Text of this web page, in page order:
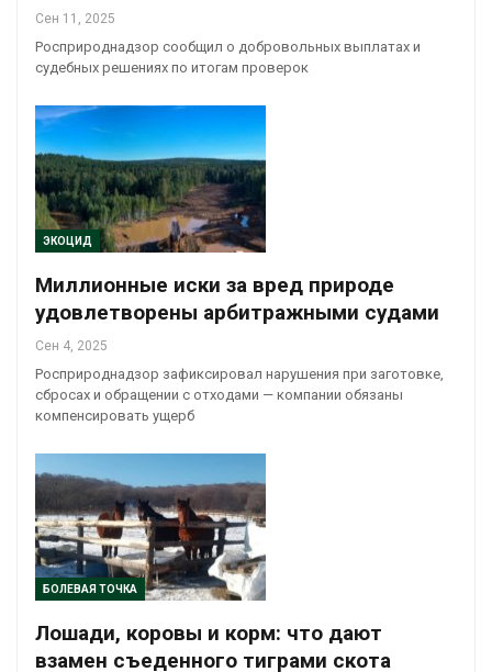
Сен 11, 2025
Росприроднадзор сообщил о добровольных выплатах и
судебных решениях по итогам проверок
ЭКОЦИД
Миллионные иски за вред природе
удовлетворены арбитражными судами
Сен 4, 2025
Росприроднадзор зафиксировал нарушения при заготовке,
сбросах и обращении с отходами — компании обязаны
компенсировать ущерб
БОЛЕВАЯ ТОЧКА
Лошади, коровы и корм: что дают
взамен съеденного тиграми скота